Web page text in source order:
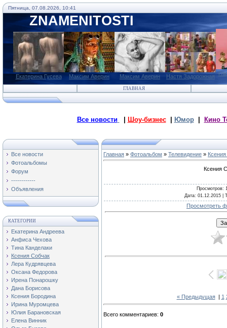
Пятница, 07.08.2026, 10:41
ZNAMENITOSTI
Екатерина Гусева Максим Аверин Максим Аверин Настя Задорожная
ГЛАВНАЯ
Все новости Шоу-бизнес| Юмор| Кино
Все новости
Фотоальбомы
Форум
------------
Объявления
КАТЕГОРИИ
Екатерина Андреева
Анфиса Чехова
Тина Канделаки
Ксения Собчак
Лера Кудрявцева
Оксана Федорова
Ирена Понарошку
Дана Борисова
Ксения Бородина
Ирина Муромцева
Юлия Барановская
Елена Винник
Главная » Фотоальбом » Телевидение »
Ксения
Просмотров:
Дата: 01.12.2015 |
Просмотреть
« Предыдущая| 1
Всего комментариев: 0